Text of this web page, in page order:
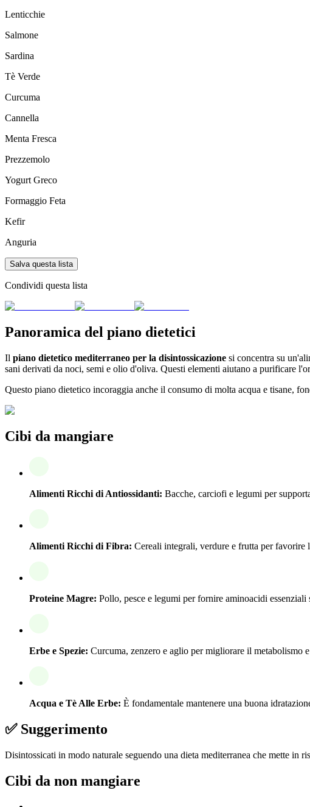
Lenticchie
Salmone
Sardina
Tè Verde
Curcuma
Cannella
Menta Fresca
Prezzemolo
Yogurt Greco
Formaggio Feta
Kefir
Anguria
Salva questa lista
Condividi questa lista
Panoramica del piano dietetici
Il piano dietetico mediterraneo per la disintossicazione si concentra su
sani derivati da noci, semi e olio d'oliva. Questi elementi aiutano a purificare
Questo piano dietetico incoraggia anche il consumo di molta acqua e tisane,
Cibi da mangiare
Alimenti Ricchi di Antiossidanti: Bacche, carciofi e legumi per
Alimenti Ricchi di Fibra: Cereali integrali, verdure e frutta per favorire
Proteine Magre: Pollo, pesce e legumi per fornire aminoacidi essenziali
Erbe e Spezie: Curcuma, zenzero e aglio per migliorare il metabolismo
Acqua e Tè Alle Erbe: È fondamentale mantenere una buona
✅ Suggerimento
Disintossicati in modo naturale seguendo una dieta mediterranea che mette
Cibi da non mangiare